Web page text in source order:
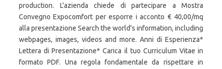
production. L'azienda chiede di partecipare a Mostra
Convegno Expocomfort per esporre i acconto € 40,00/mq
alla presentazione Search the world's information, including
webpages, images, videos and more. Anni di Esperienza*
Lettera di Presentazione* Carica il tuo Curriculum Vitae in
formato PDF. Una regola fondamentale da rispettare in